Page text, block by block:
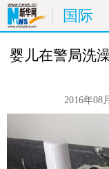
国际
首页
港澳
婴儿在警局洗
2016年08